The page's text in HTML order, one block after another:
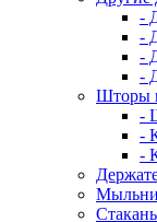
-
-
-
-
Шторы
-
-
-